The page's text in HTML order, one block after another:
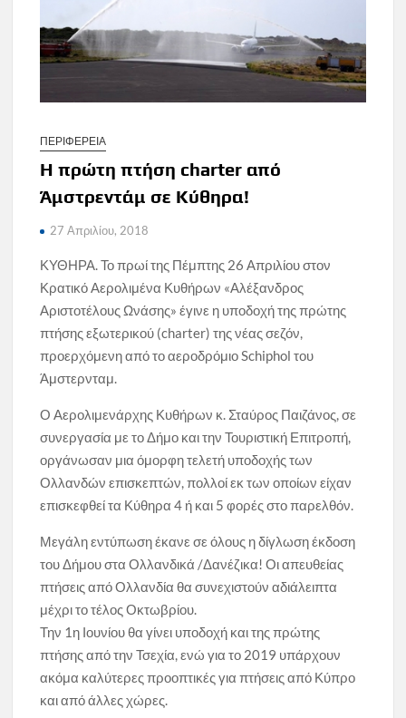
ΠΕΡΙΦΕΡΕΙΑ
H πρώτη πτήση charter από
Άμστρεντάμ σε Κύθηρα!
27 Απριλίου, 2018
ΚΥΘΗΡΑ. Το πρωί της Πέμπτης 26 Απριλίου στον
Κρατικό Αερολιμένα Κυθήρων «Αλέξανδρος
Αριστοτέλους Ωνάσης» έγινε η υποδοχή της πρώτης
πτήσης εξωτερικού (charter) της νέας σεζόν,
προερχόμενη από το αεροδρόμιο Schiphol του
Άμστερνταμ.
Ο Αερολιμενάρχης Κυθήρων κ. Σταύρος Παιζάνος, σε
συνεργασία με το Δήμο και την Τουριστική Επιτροπή,
οργάνωσαν μια όμορφη τελετή υποδοχής των
Ολλανδών επισκεπτών, πολλοί εκ των οποίων είχαν
επισκεφθεί τα Κύθηρα 4 ή και 5 φορές στο παρελθόν.
Μεγάλη εντύπωση έκανε σε όλους η δίγλωση έκδοση
του Δήμου στα Ολλανδικά /Δανέζικα! Οι απευθείας
πτήσεις από Ολλανδία θα συνεχιστούν αδιάλειπτα
μέχρι το τέλος Οκτωβρίου.
Την 1η Ιουνίου θα γίνει υποδοχή και της πρώτης
πτήσης από την Τσεχία, ενώ για το 2019 υπάρχουν
ακόμα καλύτερες προοπτικές για πτήσεις από Κύπρο
και από άλλες χώρες.